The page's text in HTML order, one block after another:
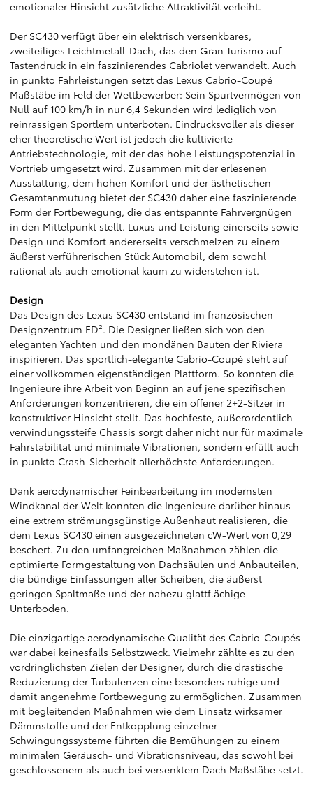
emotionaler Hinsicht zusätzliche Attraktivität verleiht.
Der SC430 verfügt über ein elektrisch versenkbares,
zweiteiliges Leichtmetall-Dach, das den Gran Turismo auf
Tastendruck in ein faszinierendes Cabriolet verwandelt. Auch
in punkto Fahrleistungen setzt das Lexus Cabrio-Coupé
Maßstäbe im Feld der Wettbewerber: Sein Spurtvermögen von
Null auf 100 km/h in nur 6,4 Sekunden wird lediglich von
reinrassigen Sportlern unterboten. Eindrucksvoller als dieser
eher theoretische Wert ist jedoch die kultivierte
Antriebstechnologie, mit der das hohe Leistungspotenzial in
Vortrieb umgesetzt wird. Zusammen mit der erlesenen
Ausstattung, dem hohen Komfort und der ästhetischen
Gesamtanmutung bietet der SC430 daher eine faszinierende
Form der Fortbewegung, die das entspannte Fahrvergnügen
in den Mittelpunkt stellt. Luxus und Leistung einerseits sowie
Design und Komfort andererseits verschmelzen zu einem
äußerst verführerischen Stück Automobil, dem sowohl
rational als auch emotional kaum zu widerstehen ist.
Design
Das Design des Lexus SC430 entstand im französischen
Designzentrum ED². Die Designer ließen sich von den
eleganten Yachten und den mondänen Bauten der Riviera
inspirieren. Das sportlich-elegante Cabrio-Coupé steht auf
einer vollkommen eigenständigen Plattform. So konnten die
Ingenieure ihre Arbeit von Beginn an auf jene spezifischen
Anforderungen konzentrieren, die ein offener 2+2-Sitzer in
konstruktiver Hinsicht stellt. Das hochfeste, außerordentlich
verwindungssteife Chassis sorgt daher nicht nur für maximale
Fahrstabilität und minimale Vibrationen, sondern erfüllt auch
in punkto Crash-Sicherheit allerhöchste Anforderungen.
Dank aerodynamischer Feinbearbeitung im modernsten
Windkanal der Welt konnten die Ingenieure darüber hinaus
eine extrem strömungsgünstige Außenhaut realisieren, die
dem Lexus SC430 einen ausgezeichneten cW-Wert von 0,29
beschert. Zu den umfangreichen Maßnahmen zählen die
optimierte Formgestaltung von Dachsäulen und Anbauteilen,
die bündige Einfassungen aller Scheiben, die äußerst
geringen Spaltmaße und der nahezu glattflächige
Unterboden.
Die einzigartige aerodynamische Qualität des Cabrio-Coupés
war dabei keinesfalls Selbstzweck. Vielmehr zählte es zu den
vordringlichsten Zielen der Designer, durch die drastische
Reduzierung der Turbulenzen eine besonders ruhige und
damit angenehme Fortbewegung zu ermöglichen. Zusammen
mit begleitenden Maßnahmen wie dem Einsatz wirksamer
Dämmstoffe und der Entkopplung einzelner
Schwingungssysteme führten die Bemühungen zu einem
minimalen Geräusch- und Vibrationsniveau, das sowohl bei
geschlossenem als auch bei versenktem Dach Maßstäbe setzt.